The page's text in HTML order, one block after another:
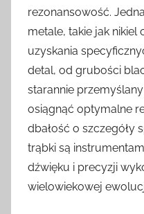
rezonansowość.
metale, takie jak nikiel
uzyskania
detal, od grubości
starannie
osiągnąć optymalne
dbałość o szczegóły
trąbki są
dźwięku i precyzji
wielowiekowej